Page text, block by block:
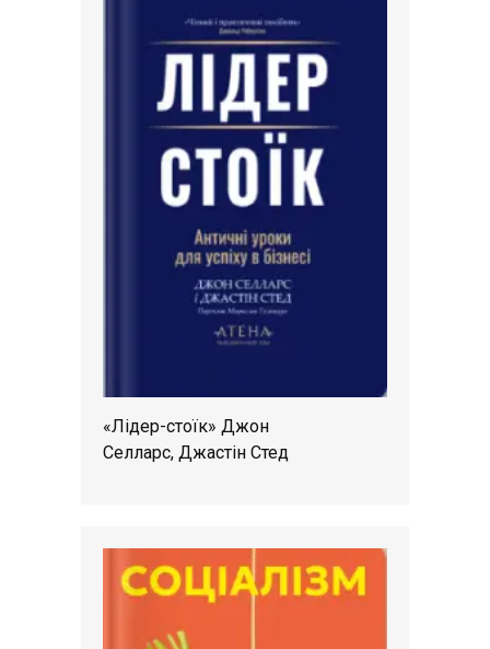
«Лідер-стоїк» Джон
Селларс, Джастін Стед